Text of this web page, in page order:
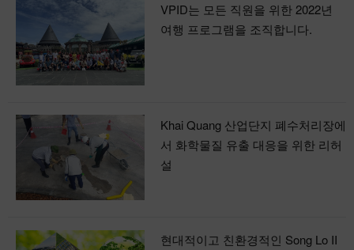
VPID는 모든 직원을 위한 2022년
여행 프로그램을 조직합니다.
Khai Quang 산업단지 폐수처리장에
서 화학물질 유출 대응을 위한 리허
설
현대적이고 친환경적인 Song Lo II